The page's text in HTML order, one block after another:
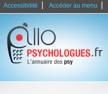
Accessibilité Accéder au menu